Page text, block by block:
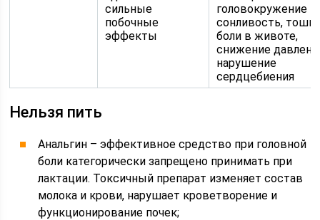
сильные
побочные
эффекты
головокружение и
сонливость,
боли в животе,
снижение
нарушение
сердцебиения
Нельзя пить
Анальгин – эффективное средство при головной
боли категорически запрещено принимать при
лактации. Токсичный препарат изменяет состав
молока и крови, нарушает кроветворение и
функционирование почек;